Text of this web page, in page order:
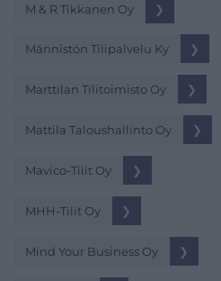
M & R Tikkanen Oy ❯
Männistön Tilipalvelu Ky ❯
Marttilan Tilitoimisto Oy ❯
Mattila Taloushallinto Oy ❯
Mavico-Tilit Oy ❯
MHH-Tilit Oy ❯
Mind Your Business Oy ❯